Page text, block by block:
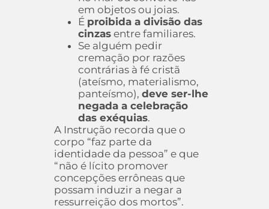
em objetos ou joias.
É proibida a divisão das
cinzas entre familiares.
Se alguém pedir
cremação por razões
contrárias à fé cristã
(ateísmo, materialismo,
panteísmo),deve ser-lhe
negada a celebração
das exéquias.
A Instrução recorda que o
corpo “faz parte da
identidade da pessoa” e que
“não é lícito promover
concepções errôneas que
possam induzir a negar a
ressurreição dos mortos”.